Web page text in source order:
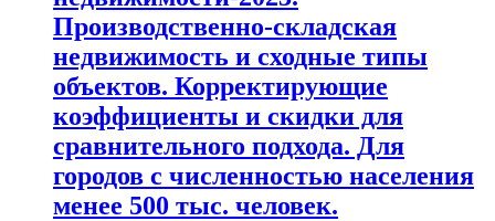
Производственно-складская
недвижимость и сходные типы
объектов. Корректирующие
коэффициенты и скидки для
сравнительного подхода. Для
городов с численностью населения
менее 500 тыс. человек.